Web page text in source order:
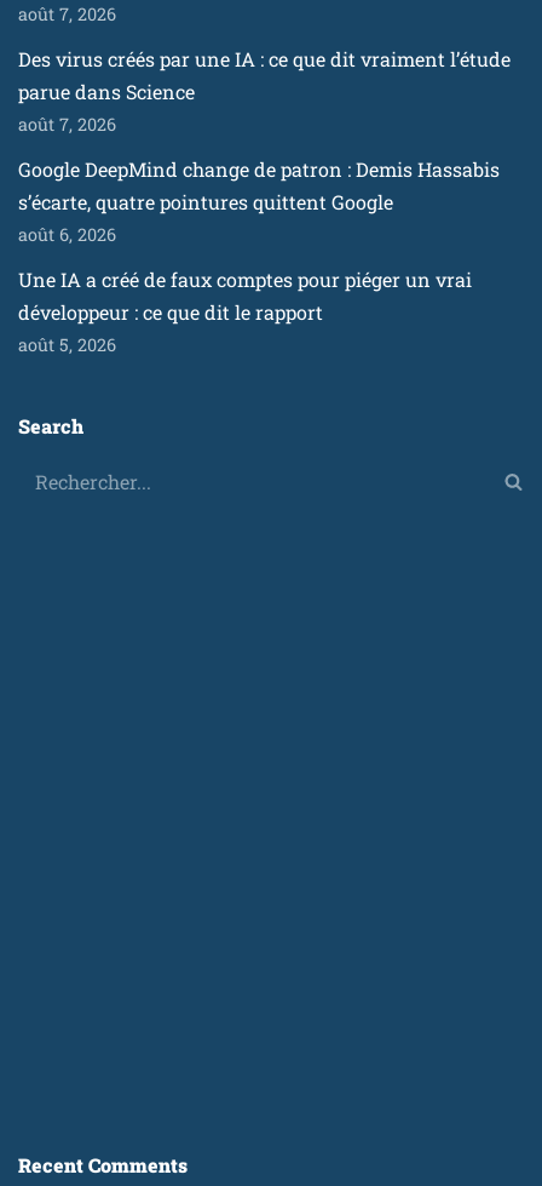
août 7, 2026
Des virus créés par une IA : ce que dit vraiment l’étude
parue dans Science
août 7, 2026
Google DeepMind change de patron : Demis Hassabis
s’écarte, quatre pointures quittent Google
août 6, 2026
Une IA a créé de faux comptes pour piéger un vrai
développeur : ce que dit le rapport
août 5, 2026
Search
Recent Comments